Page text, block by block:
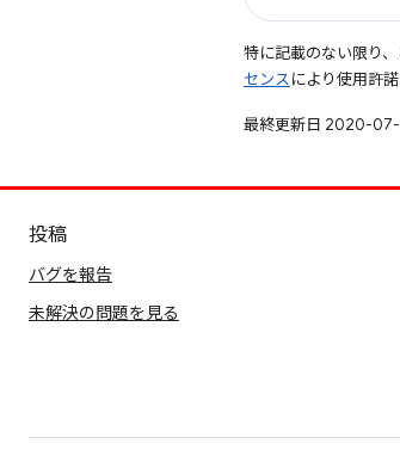
特に記載のない限り
センスにより使用許
最終更新日 2020-07-
投稿
バグを報告
未解決の問題を見る